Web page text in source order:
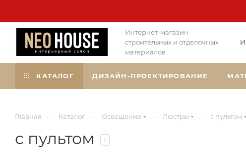
Интернет-магазин
строительных и отделочных
материалов
КАТАЛОГ ДИЗАЙН-ПРОЕКТИРОВАНИЕ
Главная — Каталог — Освещение — Люстры — с пультом
с пультом 1